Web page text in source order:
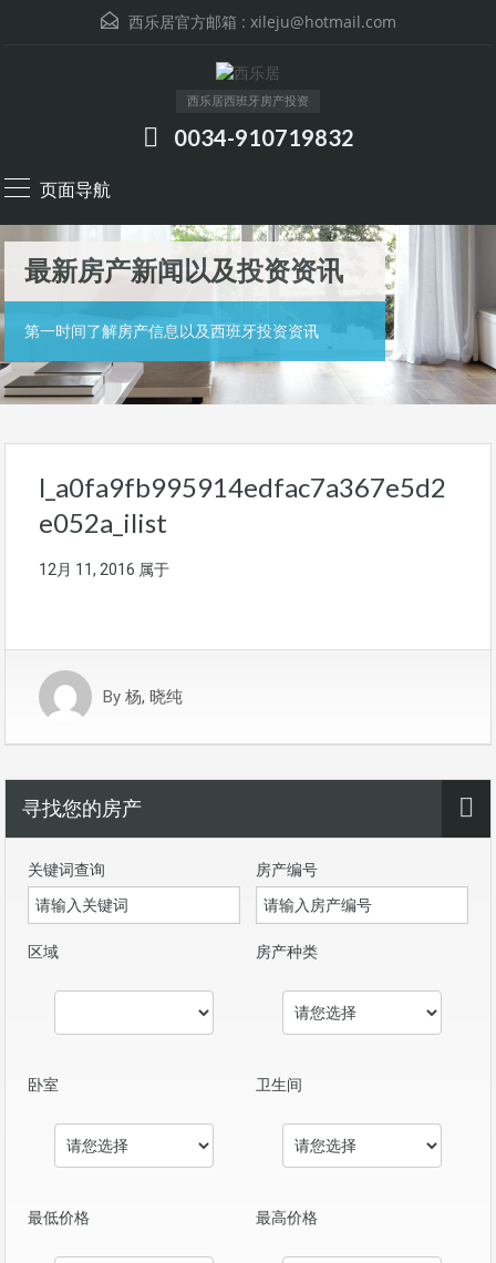
西乐居官方邮箱 : xileju@hotmail.com
西乐居西班牙房产投资
0034-910719832
页面导航
最新房产新闻以及投资资讯
第一时间了解房产信息以及西班牙投资资讯
l_a0fa9fb995914edfac7a367e5d2
e052a_ilist
12月 11, 2016 属于
By 杨, 晓纯
寻找您的房产
关键词查询 房产编号
区域 房产种类
卧室 卫生间
最低价格 最高价格